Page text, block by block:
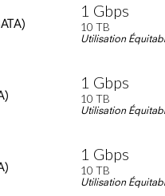
1 Gbps
10 TB
Utilisation
1 Gbps
10 TB
Utilisation
1 Gbps
10 TB
Utilisation